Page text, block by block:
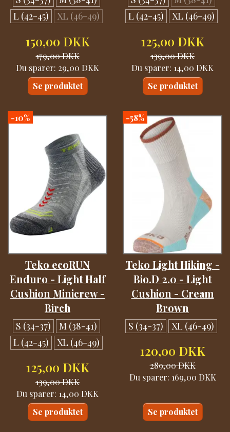
L (42-45)
XL (46-49)
150,00 DKK
179,00 DKK
Du sparer: 29,00 DKK
Se produktet
L (42-45)
XL (46-49)
125,00 DKK
139,00 DKK
Du sparer: 14,00 DKK
Se produktet
-10%
Teko ecoRUN
Enduro - Light Half
Cushion Minicrew -
Birch
S (34-37)
M (38-41)
L (42-45)
XL (46-49)
125,00 DKK
139,00 DKK
Du sparer: 14,00 DKK
Se produktet
-58%
Teko Light Hiking -
Bio.D 2.0 - Light
Cushion - Cream
Brown
S (34-37) XL (46-49)
120,00 DKK
289,00 DKK
Du sparer: 169,00 DKK
Se produktet